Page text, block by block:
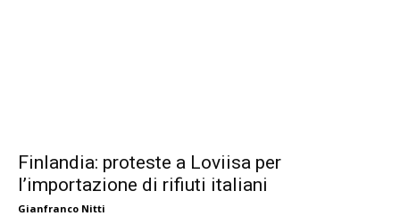
Finlandia: proteste a Loviisa per
l’importazione di rifiuti italiani
Gianfranco Nitti